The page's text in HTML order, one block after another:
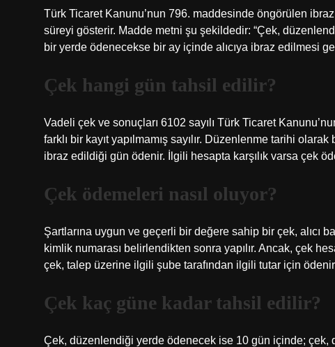
Türk Ticaret Kanunu’nun 796. maddesinde öngörülen
süreyi gösterir. Madde metni şu şekildedir: “Çek,
bir yerde ödenecekse bir ay içinde alıcıya ibraz edilmesi
Çek hangi gün tahsil edilir?
Vadeli çek ve sonuçları 6102 sayılı Türk Ticaret
farklı bir kayıt yapılmamış sayılır. Düzenlenme tarihi
ibraz edildiği gün ödenir. İlgili hesapta karşılık varsa çek
Çek ödemeleri nasıl oluyor?
Şartlarına uygun ve geçerli bir değere sahip bir çek, alıcı
kimlik numarası belirlendikten sonra yapılır. Ancak, çek
çek, talep üzerine ilgili şube tarafından ilgili tutar için
Çek kaç güne kadar tahsil edilir?
Çek, düzenlendiği yerde ödenecek ise 10 gün içinde;